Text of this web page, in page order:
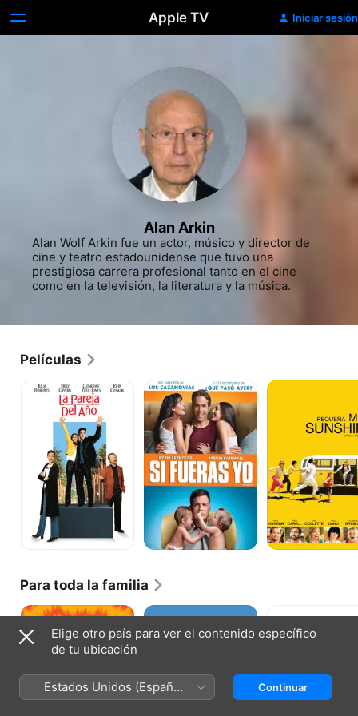
Apple TV Iniciar sesión
Alan Arkin
Alan Wolf Arkin fue un actor, músico y director de
cine y teatro estadounidense que tuvo una
prestigiosa carrera profesional tanto en el cine
como en la televisión, la literatura y la música.
Películas
Si
Fueras
Yo
Pequeña
Para toda la familia
Minions:
un
villano
Dumbo
Elige otro país para ver el contenido específico
de tu ubicación
Estados Unidos (Español
México)
Continuar